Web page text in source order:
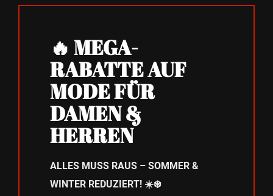
🔥 MEGA-
RABATTE AUF
MODE FÜR
DAMEN &
HERREN
ALLES MUSS RAUS – SOMMER &
WINTER REDUZIERT! ☀️❄️